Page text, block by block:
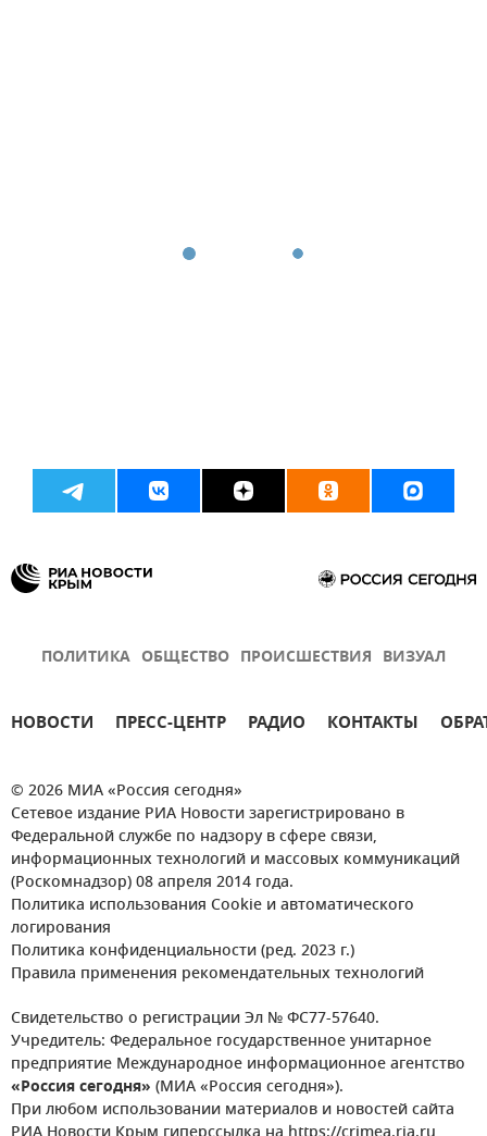
ПОЛИТИКА ОБЩЕСТВО ПРОИСШЕСТВИЯ ВИЗУАЛ
НОВОСТИ ПРЕСС-ЦЕНТР РАДИО КОНТАКТЫ
© 2026 МИА «Россия сегодня»
Сетевое издание РИА Новости зарегистрировано в
Федеральной службе по надзору в сфере связи,
информационных технологий и массовых коммуникаций
(Роскомнадзор) 08 апреля 2014 года.
Политика использования Cookie и автоматического
логирования
Политика конфиденциальности (ред. 2023 г.)
Правила применения рекомендательных технологий
Свидетельство о регистрации Эл № ФС77-57640.
Учредитель: Федеральное государственное унитарное
предприятие Международное информационное агентство
«Россия сегодня» (МИА «Россия сегодня»).
При любом использовании материалов и новостей сайта